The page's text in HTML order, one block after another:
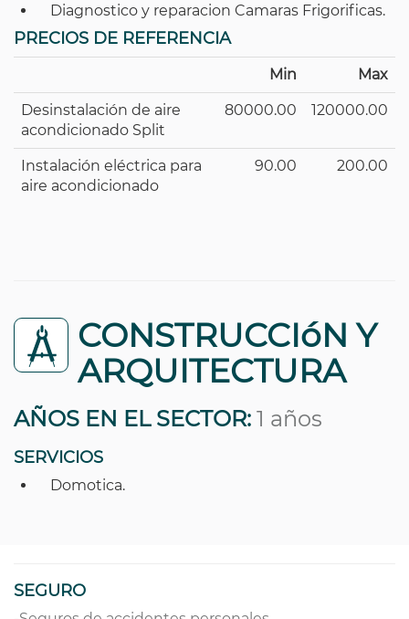
Diagnostico y reparacion Camaras Frigorificas.
PRECIOS DE REFERENCIA
Min Max
Desinstalación de aire
acondicionado Split
80000.00 120000.00
Instalación eléctrica para
aire acondicionado
90.00 200.00
CONSTRUCCIóN Y
ARQUITECTURA
AÑOS EN EL SECTOR: 1 años
SERVICIOS
Domotica.
SEGURO